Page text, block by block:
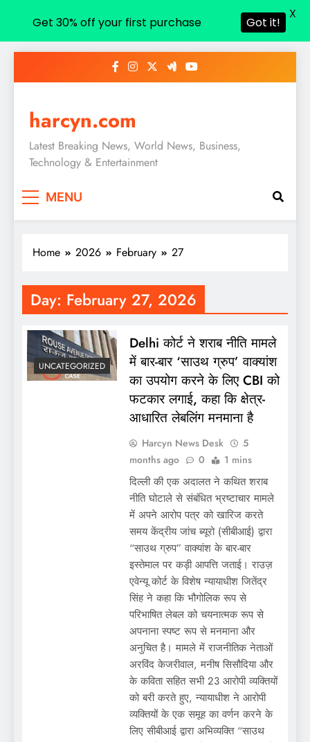
harcyn.com
Latest Breaking News, World News, Business,
Technology & Entertainment
MENU
Home 2026 February 27
Day: February 27, 2026
UNCATEGORIZED
Delhi कोर्ट ने शराब नीति मामले
में बार-बार ‘साउथ ग्रुप’ वाक्यांश
का उपयोग करने के लिए CBI को
फटकार लगाई, कहा कि क्षेत्र-
आधारित लेबलिंग मनमाना है
Harcyn News Desk
5
months ago
0 1 mins
दिल्ली की एक अदालत ने कथित शराब
नीति घोटाले से संबंधित भ्रष्टाचार मामले
में अपने आरोप पत्र को खारिज करते
समय केंद्रीय जांच ब्यूरो (सीबीआई) द्वारा
“साउथ ग्रुप” वाक्यांश के बार-बार
इस्तेमाल पर कड़ी आपत्ति जताई। राउज़
एवेन्यू कोर्ट के विशेष न्यायाधीश जितेंद्र
सिंह ने कहा कि भौगोलिक रूप से
परिभाषित लेबल को चयनात्मक रूप से
अपनाना स्पष्ट रूप से मनमाना और
अनुचित है। मामले में राजनीतिक नेताओं
अरविंद केजरीवाल, मनीष सिसौदिया और
के कविता सहित सभी 23 आरोपी व्यक्तियों
को बरी करते हुए, न्यायाधीश ने आरोपी
व्यक्तियों के एक समूह का वर्णन करने के
लिए सीबीआई द्वारा अभिव्यक्ति “साउथ
Get 30% off your first purchase Got it!
X